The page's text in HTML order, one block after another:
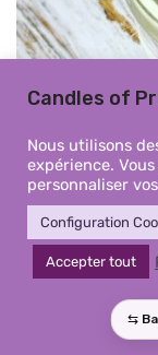
Mini
chats
invités
Candles of
Nous utilisons
expérience.
personnaliser
Configuration
Accepter tout